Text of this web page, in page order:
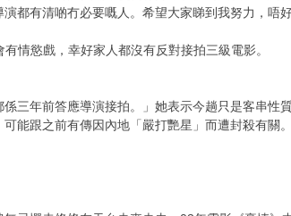
都有清啲冇必要嘅人。希望大家睇到我努力，唔
有情慾戲，幸好家人都沒有反對接拍三級電影。
三年前答應導演接拍。」她表示今趟只是客串性
能跟之前有傳因內地「嚴打艷星」而遭封殺有關。